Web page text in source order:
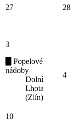
27 28
3
Popelové
nádoby
Dolní
Lhota
(Zlín)
4
10